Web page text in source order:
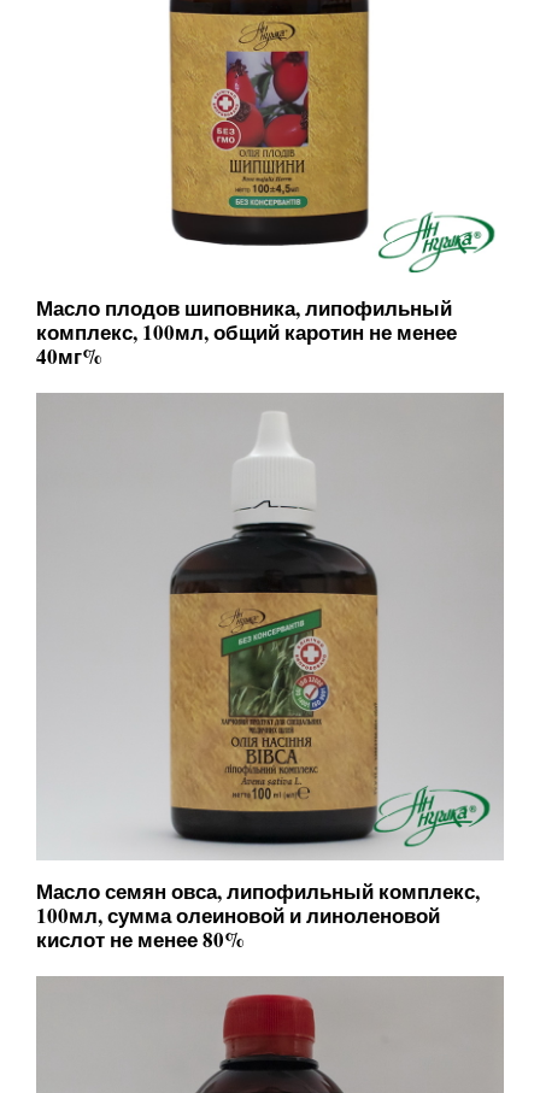
Масло плодов шиповника, липофильный
комплекс, 100мл, общий каротин не менее
40мг%
Масло семян овса, липофильный комплекс,
100мл, сумма олеиновой и линоленовой
кислот не менее 80%